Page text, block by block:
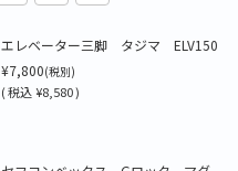
エレベーター三脚 タジマ ELV150
¥7,800(税別)
(税込 ¥8,580 )